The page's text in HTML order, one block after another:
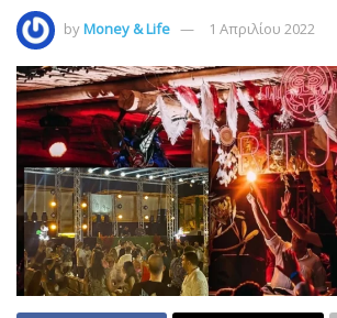
byMoney & Life 1 Απριλίου 2022